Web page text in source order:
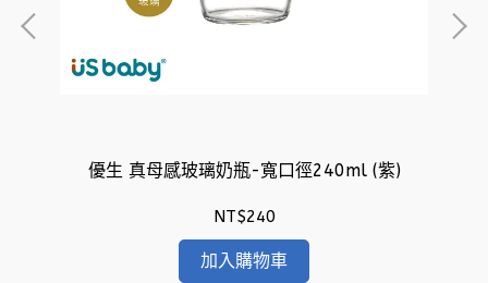
優生 真母感玻璃奶瓶-寬口徑240ml (紫)
NT$240
加入購物車